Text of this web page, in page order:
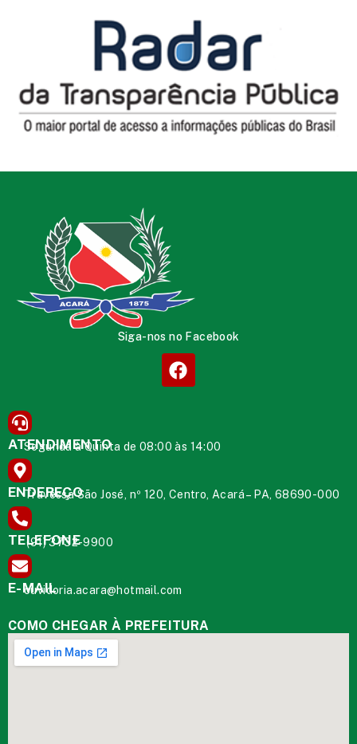
Siga-nos no Facebook
ATENDIMENTO
Segunda à Quinta de 08:00 às 14:00
ENDEREÇO
Travessa São José, nº 120, Centro, Acará – PA, 68690-000
TELEFONE
(91) 3732-9900
E-MAIL
ouvidoria.acara@hotmail.com
COMO CHEGAR À PREFEITURA